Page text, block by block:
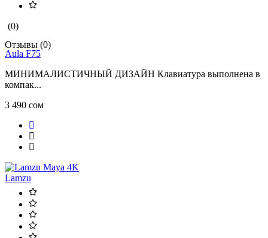
(0)
Отзывы (0)
Aula F75
МИНИМАЛИСТИЧНЫЙ ДИЗАЙН Клавиатура выполнена в
компак...
3 490 сом
Lamzu